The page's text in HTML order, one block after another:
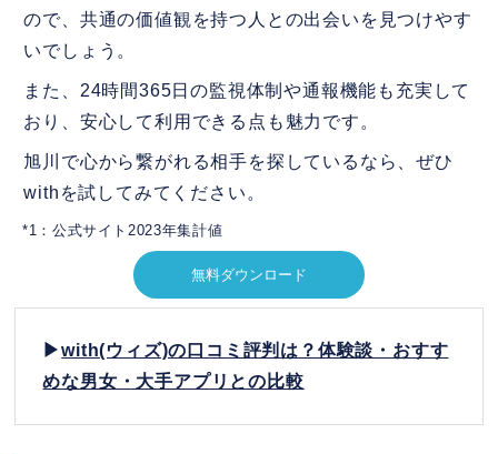
ので、共通の価値観を持つ人との出会いを見つけやす
いでしょう。
また、24時間365日の監視体制や通報機能も充実して
おり、安心して利用できる点も魅力です。
旭川で心から繋がれる相手を探しているなら、ぜひ
withを試してみてください。
*1：公式サイト2023年集計値
無料ダウンロード
▶with(ウィズ)の口コミ評判は？体験談・おすす
めな男女・大手アプリとの比較